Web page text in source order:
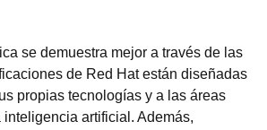
se demuestra mejor a través de las
de Red Hat están diseñadas
propias tecnologías y a las áreas
inteligencia artificial. Además,